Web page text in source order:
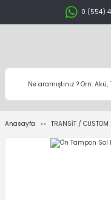
0 (554)
Anasayfa TRANSİT / CUSTOM